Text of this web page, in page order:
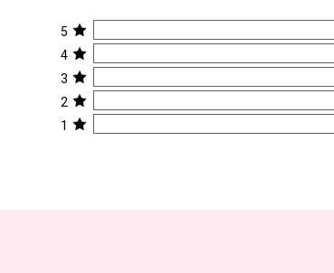
5
4
3
2
1